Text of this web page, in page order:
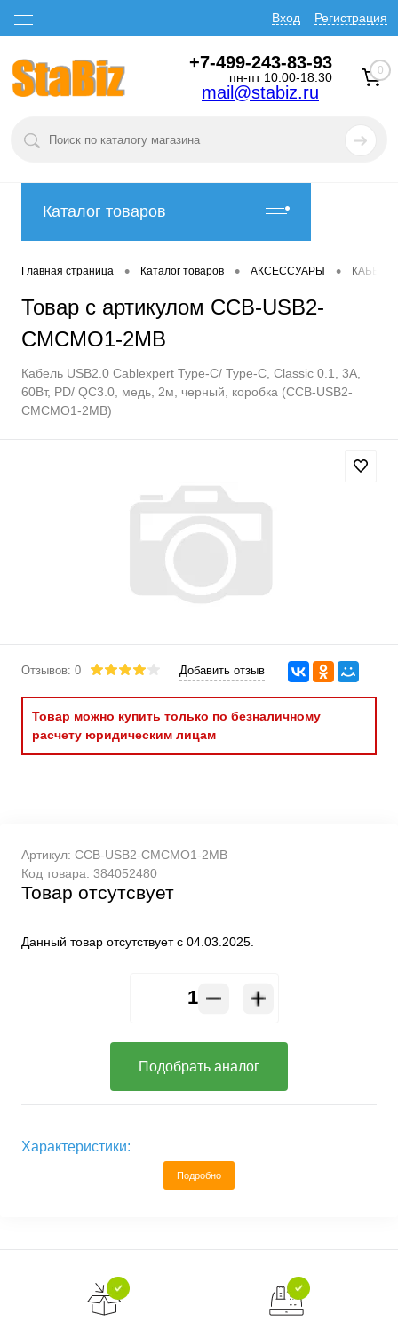
Вход Регистрация
+7-499-243-83-93
пн-пт 10:00-18:30
mail@stabiz.ru
0
Каталог товаров
Главная страница • Каталог товаров • АКСЕССУАРЫ •
Товар с артикулом CCB-USB2-
CMCMO1-2MB
Кабель USB2.0 Cablexpert Type-C/ Type-C, Classic 0.1, 3A,
60Вт, PD/ QC3.0, медь, 2м, черный, коробка (CCB-USB2-
CMCMO1-2MB)
Отзывов: 0 Добавить отзыв
Товар можно купить только по безналичному
расчету юридическим лицам
Артикул: CCB-USB2-CMCMO1-2MB
Код товара: 384052480
Товар отсутсвует
Данный товар отсутствует с 04.03.2025.
Подобрать аналог
Характеристики:
Подробно